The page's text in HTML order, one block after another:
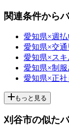
関連条件から
愛知県×週
愛知県×交
愛知県×スキ
愛知県×制服
愛知県×正社
もっと見る
刈谷市の似た